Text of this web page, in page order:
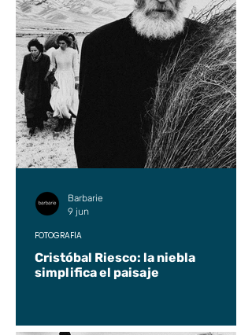
Cristóbal Riesco: la niebla
simplifica el paisaje
FOTOGRAFÍA
Barbarie
9 jun